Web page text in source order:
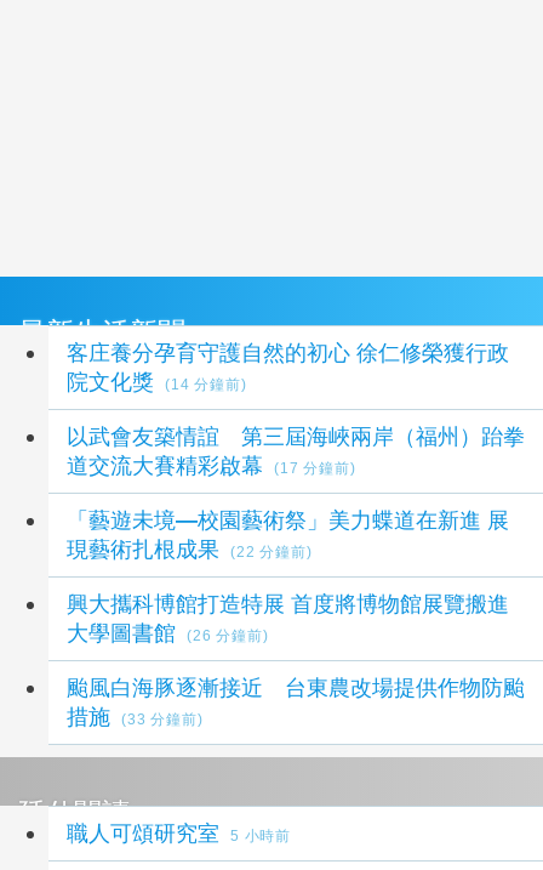
最新生活新聞
客庄養分孕育守護自然的初心 徐仁修榮獲行政
院文化獎
(14 分鐘前)
以武會友築情誼 第三屆海峽兩岸（福州）跆拳
道交流大賽精彩啟幕
(17 分鐘前)
「藝遊未境—校園藝術祭」美力蝶道在新進 展
現藝術扎根成果
(22 分鐘前)
興大攜科博館打造特展 首度將博物館展覽搬進
大學圖書館
(26 分鐘前)
颱風白海豚逐漸接近 台東農改場提供作物防颱
措施
(33 分鐘前)
延伸閱讀
職人可頌研究室 5 小時前